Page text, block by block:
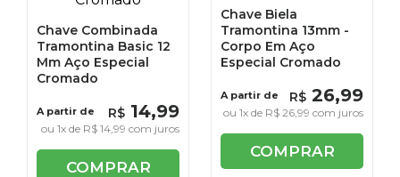
Chave Combinada
Tramontina Basic 12
Mm Aço Especial
Cromado
A partir de R$ 14,99
ou1x de R$ 14,99 com juros
COMPRAR
Chave Biela
Tramontina 13mm -
Corpo Em Aço
Especial Cromado
A partir de R$ 26,99
ou1x de R$ 26,99 com juros
COMPRAR